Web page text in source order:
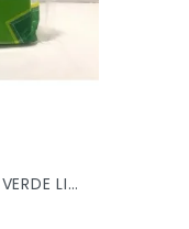
PLASTILINA BACO BARRA VERDE LIMON 73 X/100